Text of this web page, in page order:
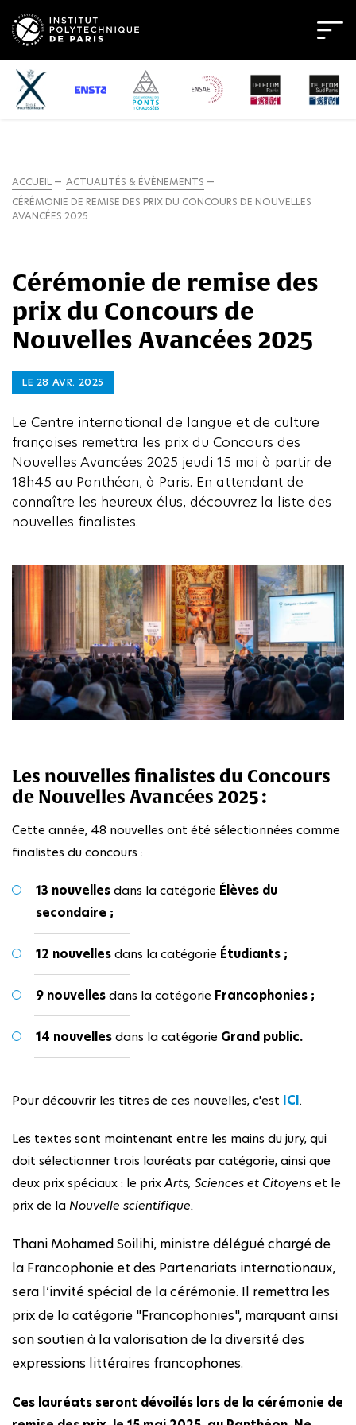
ACCUEIL
ACTUALITÉS & ÉVÈNEMENTS
CÉRÉMONIE DE REMISE DES PRIX DU CONCOURS DE NOUVELLES
AVANCÉES 2025
Cérémonie de remise des
prix du Concours de
Nouvelles Avancées 2025
LE 28 AVR. 2025
Le Centre international de langue et de culture
françaises remettra les prix du Concours des
Nouvelles Avancées 2025 jeudi 15 mai à partir de
18h45 au Panthéon, à Paris. En attendant de
connaître les heureux élus, découvrez la liste des
nouvelles finalistes.
Les nouvelles finalistes du Concours
de Nouvelles Avancées 2025 :
Cette année, 48 nouvelles ont été sélectionnées comme
finalistes du concours :
13 nouvellesdans la catégorie Élèves du
secondaire ;
12 nouvellesdans la catégorie Étudiants ;
9 nouvellesdans la catégorie Francophonies ;
14 nouvellesdans la catégorie Grand public.
Pour découvrir les titres de ces nouvelles, c'est ICI.
Les textes sont maintenant entre les mains du jury, qui
doit sélectionner trois lauréats par catégorie, ainsi que
deux prix spéciaux : le prixArts, Sciences et Citoyenset le
prix de laNouvelle scientifique.
Thani Mohamed Soilihi, ministre délégué chargé de
la Francophonie et des Partenariats internationaux,
sera l’invité spécial de la cérémonie. Il remettra les
prix de la catégorie "Francophonies", marquant ainsi
son soutien à la valorisation de la diversité des
expressions littéraires francophones.
Ces lauréats seront dévoilés lors de la cérémonie de